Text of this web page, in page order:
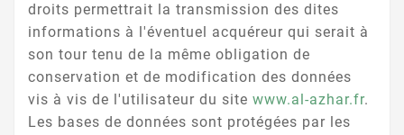
droits permettrait la transmission des dites
informations à l'éventuel acquéreur qui serait à
son tour tenu de la même obligation de
conservation et de modification des données
vis à vis de l'utilisateur du site www.al-azhar.fr.
Les bases de données sont protégées par les